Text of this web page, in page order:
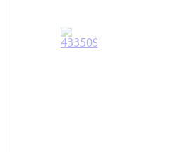
HP